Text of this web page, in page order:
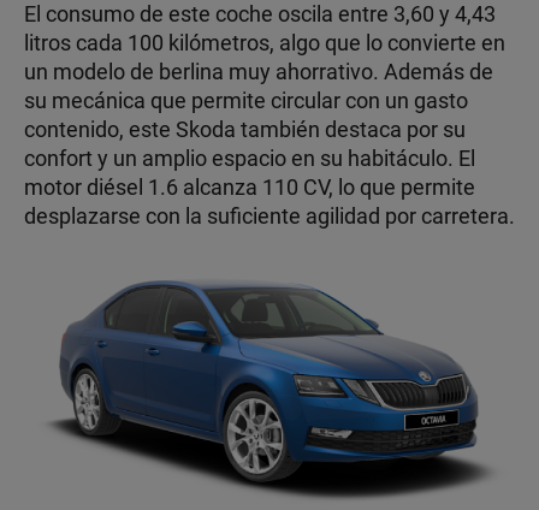
El consumo de este coche oscila entre 3,60 y 4,43
litros cada 100 kilómetros, algo que lo convierte en
un modelo de berlina muy ahorrativo. Además de
su mecánica que permite circular con un gasto
contenido, este Skoda también destaca por su
confort y un amplio espacio en su habitáculo. El
motor diésel 1.6 alcanza 110 CV, lo que permite
desplazarse con la suficiente agilidad por carretera.